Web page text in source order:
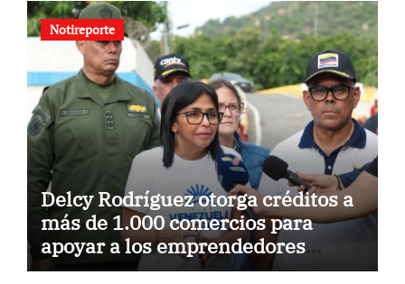
Notireporte
Delcy Rodríguez otorga créditos a
más de 1.000 comercios para
apoyar a los emprendedores
afectados por los terremotos